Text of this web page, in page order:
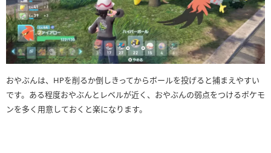
おやぶんは、HPを削るか倒しきってからボールを投げると捕まえやすい
です。ある程度おやぶんとレベルが近く、おやぶんの弱点をつけるポケモ
ンを多く用意しておくと楽になります。